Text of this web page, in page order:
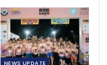
NEWS​ UPDATE